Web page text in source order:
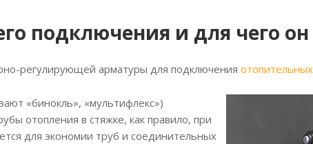
подключения и для чего
регулирующей арматуры для подключения
«бинокль», «мультифлекс»)
отопления в стяжке, как правило, при
для экономии труб и соединительных